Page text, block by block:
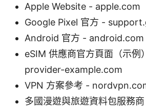
Apple Website - apple.com
Google Pixel 官方 -
Android 官方 - android.com
eSIM 供應商官方頁面（示例
provider-example.com
VPN 方案參考 -
多國漫遊與旅遊資料包服務